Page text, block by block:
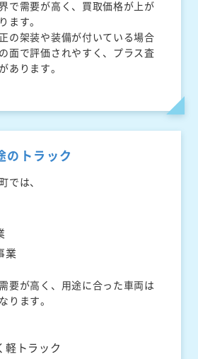
で需要が高く、買取価格が上が
ます。
の架装や装備が付いている場合
面で評価されやすく、プラス査
あります。
のトラック
では、
業
要が高く、用途に合った車両は
ります。
軽トラック